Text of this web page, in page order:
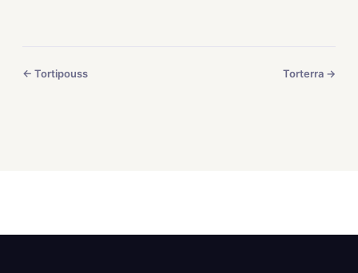
← Tortipouss Torterra →